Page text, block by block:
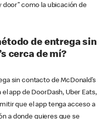
door” como la ubicación de
de entrega sin
cerca de mí?
sin contacto de McDonald’s
app de DoorDash, Uber Eats,
que el app tenga acceso a
a donde quieres que se